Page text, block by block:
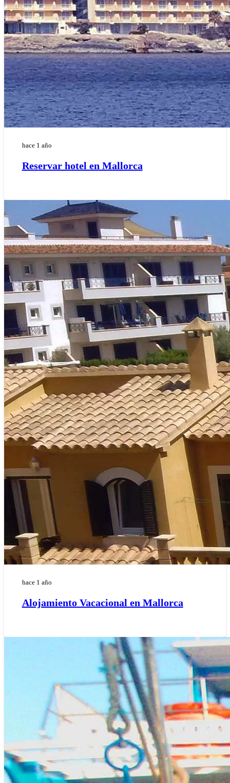
hace 1 año
Reservar hotel en Mallorca
hace 1 año
Alojamiento Vacacional en Mallorca